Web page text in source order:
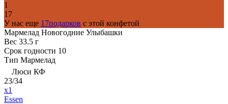
1
17
У нас еще 17подарков с этой конфетой
Мармелад Новогодние Улыбашки
Вес 33.5 г
Срок годности 10
Тип Мармелад
Люси КФ
23/34
x1
Essen